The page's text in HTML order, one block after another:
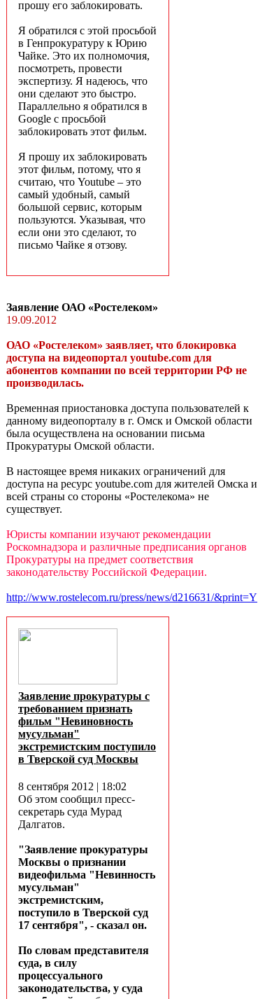
прошу его заблокировать.
Я обратился с этой просьбой
в Генпрокуратуру к Юрию
Чайке. Это их полномочия,
посмотреть, провести
экспертизу. Я надеюсь, что
они сделают это быстро.
Параллельно я обратился в
Google c просьбой
заблокировать этот фильм.
Я прошу их заблокировать
этот фильм, потому, что я
считаю, что Youtube – это
самый удобный, самый
большой сервис, которым
пользуются. Указывая, что
если они это сделают, то
письмо Чайке я отзову.
Заявление ОАО «Ростелеком»
19.09.2012
ОАО «Ростелеком» заявляет, что блокировка
доступа на видеопортал youtube.com для
абонентов компании по всей территории РФ не
производилась.
Временная приостановка доступа пользователей к
данному видеопорталу в г. Омск и Омской области
была осуществлена на основании письма
Прокуратуры Омской области.
В настоящее время никаких ограничений для
доступа на ресурс youtube.com для жителей Омска и
всей страны со стороны «Ростелекома» не
существует.
Юристы компании изучают рекомендации
Роскомнадзора и различные предписания органов
Прокуратуры на предмет соответствия
законодательству Российской Федерации.
http://www.rostelecom.ru/press/news/d216631/&print=Y
Заявление прокуратуры с
требованием признать
фильм "Невиновность
мусульман"
экстремистским поступило
в Тверской суд Москвы
8 сентября 2012 | 18:02
Об этом сообщил пресс-
секретарь суда Мурад
Далгатов.
"Заявление прокуратуры
Москвы о признании
видеофильма "Невинность
мусульман"
экстремистским,
поступило в Тверской суд
17 сентября", - сказал он.
По словам представителя
суда, в силу
процессуального
законодательства, у суда